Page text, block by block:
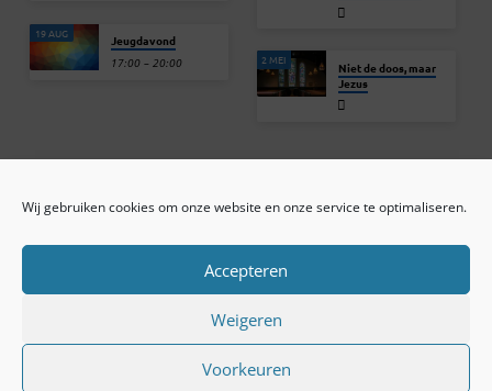
Wij gebruiken cookies om onze website en onze service te optimaliseren.
Accepteren
Weigeren
Voorkeuren
19 AUG Jeugdavond
17:00 – 20:00 2 MEI
Niet de doos, maar
Jezus
ONLINE ARCHIEF
Privacy beleid